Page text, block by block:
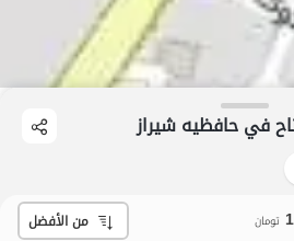
في حافظیه شیراز
تومان من الأفضل